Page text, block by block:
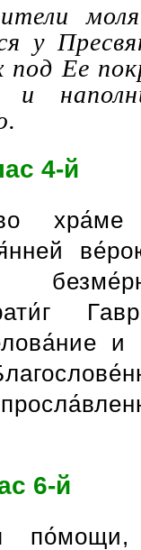
у
под Ее
и
4-й
во
и
6-й